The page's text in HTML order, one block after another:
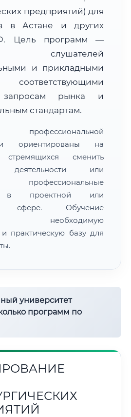
Почтой:1–2 рабочих дня
для увеличения и просмотра
предприятий) для
в Астане и других
Цель программ —
слушателей
и прикладными
запросам рынка и
стандартам.
ориентированы на
стремящихся сменить
деятельности или
в проектной или
сфере. Обучение
необходимую
и практическую базу для
университет
программ по